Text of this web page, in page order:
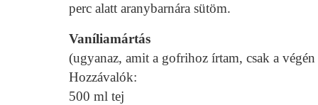
perc alatt aranybarnára sütöm.
Vaníliamártás
(ugyanaz, amit a gofrihoz írtam, csak a
Hozzávalók:
500 ml tej